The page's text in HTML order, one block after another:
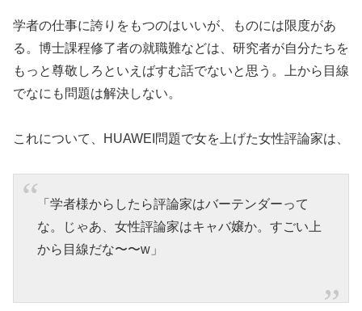
学者の仕事に誇りをもつのはいいが、ものには限度があ
る。博士課程修了者の就職難などは、研究者が自分たちを
もっと尊敬しろといえばすむ話でないと思う。上から目線
でなにも問題は解決しない。
これについて、HUAWEI問題で女を上げた女性評論家は、
「学者様からしたら評論家はバーテンダーって
な。じゃあ、女性評論家はキャバ嬢か。すごい上
から目線だな〜〜w」